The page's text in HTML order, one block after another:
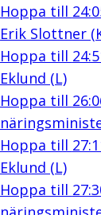
Hoppa till
Erik Slottner
Hoppa till
Eklund (L)
Hoppa till
Hoppa till
Eklund (L)
Hoppa till